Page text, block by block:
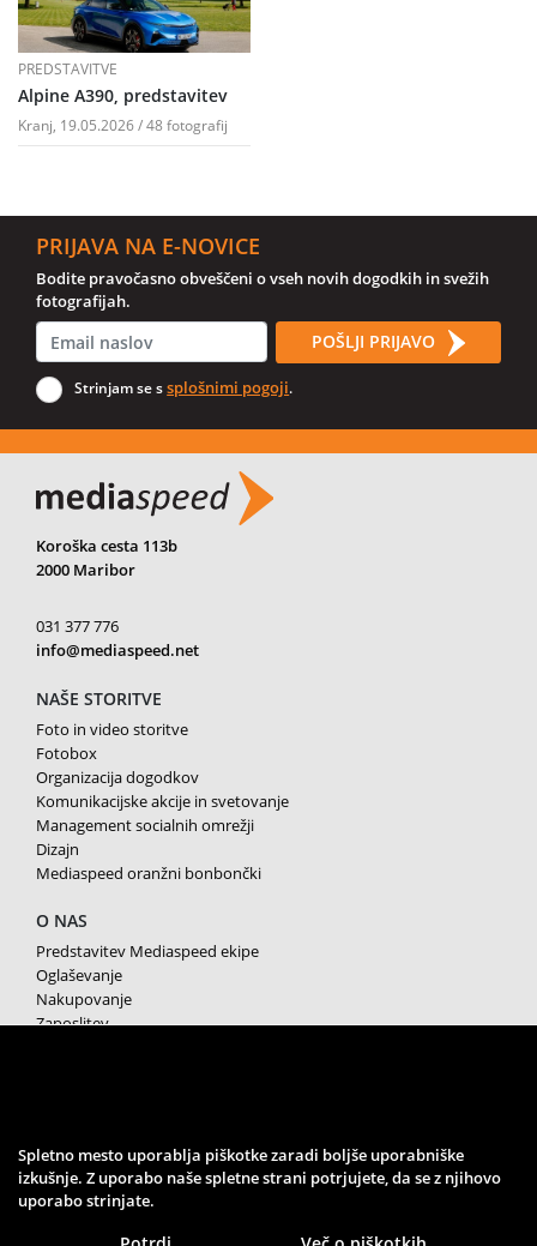
PREDSTAVITVE
Alpine A390, predstavitev
Kranj, 19.05.2026 / 48 fotografij
PRIJAVA NA E-NOVICE
Bodite pravočasno obveščeni o vseh novih dogodkih in svežih
fotografijah.
POŠLJI PRIJAVO
Strinjam se ssplošnimi pogoji.
Koroška cesta 113b
2000 Maribor
031 377 776
info@mediaspeed.net
NAŠE STORITVE
Foto in video storitve
Fotobox
Organizacija dogodkov
Komunikacijske akcije in svetovanje
Management socialnih omrežji
Dizajn
Mediaspeed oranžni bonbončki
O NAS
Predstavitev Mediaspeed ekipe
Oglaševanje
Nakupovanje
Zaposlitev
SPREMLJAJTE NAS
Spletno mesto uporablja piškotke zaradi boljše uporabniške
izkušnje. Z uporabo naše spletne strani potrjujete, da se z njihovo
uporabo strinjate.